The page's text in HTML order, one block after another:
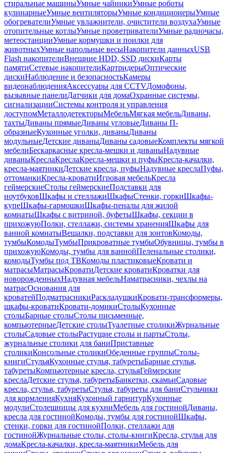
стиральные машиныУмные чайникиУмные роботы
кулинарныеУмные вентиляторыУмные кондиционерыУмные
обогревателиУмные увлажнители, очистители воздухаУмные
отопительные котлыУмные проветривателиУмные радиочасы,
метеостанцииУмные кормушки и поилки для
животныхУмные напольные весыНакопители данныхUSB
Flash накопителиВнешние HDD, SSD дискиКарты
памятиСетевые накопителиКартридерыОптические
дискиНаблюдение и безопасностьКамеры
видеонаблюденияАксессуары для CCTVДомофоны,
вызывные панелиДатчики для домаОхранные системы,
сигнализацииСистемы контроля и управления
доступомМеталлодетекторыМебельМягкая мебельДиваны,
тахтыДиваны прямыеДиваны угловыеДиваны П-
образныеКухонные уголки, диваныДиваны
модульныеДетские диваныДиваны садовыеКомплекты мягкой
мебелиБескаркасные кресла-мешки и диваныНадувные
диваныКреслаКреслаКресла-мешки и пуфыКресла-качалки,
кресла-маятникиДетские кресла, пуфыНадувные креслаПуфы,
оттоманкиКресла-кроватиИгровая мебельКресла
геймерскиеСтолы геймерскиеПодставки для
ноутбуковШкафы и стеллажиШкафыСтенки, горкиШкафы-
купеШкафы-гармошкиШкафы-пеналы для жилой
комнатыШкафы с витриной, буфетыШкафы, секции в
прихожуюПолки, стеллажи, системы храненияШкафы для
ванной комнатыВешалки, подставки для зонтовКомоды,
тумбыКомодыТумбыПрикроватные тумбыОбувницы, тумбы в
прихожуюКомоды, тумбы для ваннойПеленальные столики,
комодыТумбы под ТВКомоды пластиковыеКровати и
матрасыМатрасыКроватиДетские кроватиКроватки для
новорожденныхНадувная мебельНаматрасники, чехлы на
матрасОснования для
кроватейПодматрасникиРаскладушкиКровати-трансформеры,
шкафы-кроватиКровати-домикиСтолыКухонные
столыБарные столыСтолы письменные,
компьютерныеДетские столыТуалетные столикиЖурнальные
столыСадовые столыРастущие столы и партыСтолы,
журнальные столики для баниПриставные
столикиКонсольные столикиОбеденные группыСтолы-
книгиСтульяКухонные стулья, табуретыБарные стулья,
табуретыКомпьютерные кресла, стульяГеймерские
креслаДетские стулья, табуретыБанкетки, скамьиСадовые
кресла, стулья, табуретыСтулья, табуреты для баниСтульчики
для кормленияКухняКухонный гарнитурКухонные
модулиСтолешницы для кухниМебель для гостинойДиваны,
кресла для гостинойКомоды, тумбы для гостинойШкафы,
стенки, горки для гостинойПолки, стеллажи для
гостинойЖурнальные столы, столы-книгиКресла, стулья для
домаКресла-качалки, кресла-маятникиМебель для